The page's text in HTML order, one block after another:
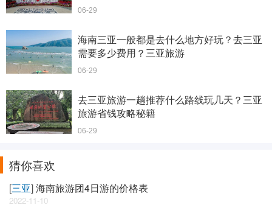
06-29
海南三亚一般都是去什么地方好玩？去三亚
需要多少费用？三亚旅游
06-29
去三亚旅游一趟推荐什么路线玩几天？三亚
旅游省钱攻略秘籍
06-29
猜你喜欢
[三亚]海南旅游团4日游的价格表
2022-11-10